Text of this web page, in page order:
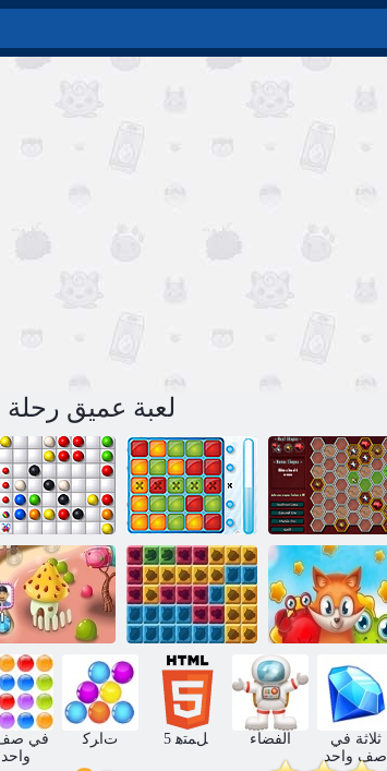
لعبة عميق رحلة 2 على الانترنت
مانع الرخام
الخاص بك
Tirvik اللونيات
الصخور علا هلام كتل الغابة سلالات شعبية
واحد
ﺕﺍﺮﻛ 5 ﻞﻤﺘﻫ الفضاء
ثلاثة في
صف واحد